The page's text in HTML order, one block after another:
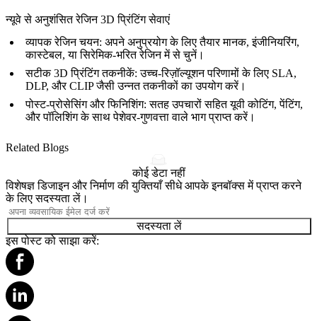
न्यूवे से अनुशंसित रेजिन 3D प्रिंटिंग सेवाएं
व्यापक रेजिन चयन: अपने अनुप्रयोग के लिए तैयारमानक,इंजीनियरिंग,
कास्टेबल, यासिरेमिक-भरितरेजिन में से चुनें।
सटीक 3D प्रिंटिंग तकनीकें: उच्च-रिज़ॉल्यूशन परिणामों के लिए SLA,
DLP, औरCLIPजैसी उन्नत तकनीकों का उपयोग करें।
पोस्ट-प्रोसेसिंग और फिनिशिंग:सतह उपचारोंसहितयूवी कोटिंग,पेंटिंग,
औरपॉलिशिंगके साथ पेशेवर-गुणवत्ता वाले भाग प्राप्त करें।
Related Blogs
कोई डेटा नहीं
विशेषज्ञ डिजाइन और निर्माण की युक्तियाँ सीधे आपके इनबॉक्स में प्राप्त करने
के लिए सदस्यता लें।
सदस्यता लें
इस पोस्ट को साझा करें: